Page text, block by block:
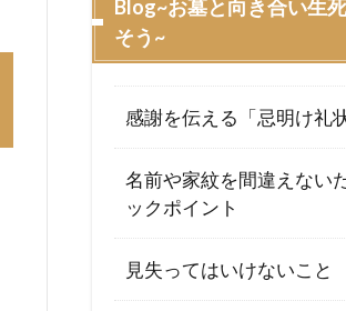
Blog~お墓と向き合い生
そう~
感謝を伝える「忌明け礼
名前や家紋を間違えない
ックポイント
見失ってはいけないこと